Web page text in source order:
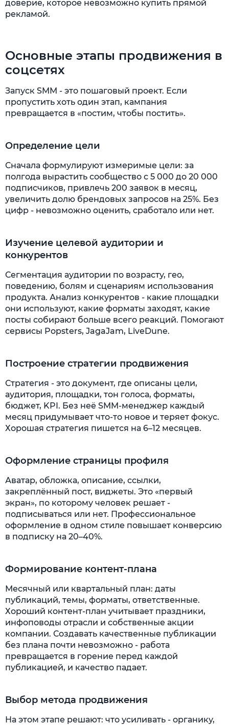
доверие, которое невозможно купить прямой
рекламой.
Основные этапы продвижения в
соцсетях
Запуск SMM - это пошаговый проект. Если
пропустить хоть один этап, кампания
превращается в «постим, чтобы постить».
Определение цели
Сначала формулируют измеримые цели: за
полгода вырастить сообщество с 5 000 до 20 000
подписчиков, привлечь 200 заявок в месяц,
увеличить долю брендовых запросов на 25%. Без
цифр - невозможно оценить, сработало или нет.
Изучение целевой аудитории и
конкурентов
Сегментация аудитории по возрасту, гео,
поведению, болям и сценариям использования
продукта. Анализ конкурентов - какие площадки
они используют, какие форматы заходят, какие
посты собирают больше всего реакций. Помогают
сервисы Popsters, JagaJam, LiveDune.
Построение стратегии продвижения
Стратегия - это документ, где описаны цели,
аудитория, площадки, тон голоса, форматы,
бюджет, KPI. Без неё SMM-менеджер каждый
месяц придумывает что-то новое и теряет фокус.
Хорошая стратегия пишется на 6–12 месяцев.
Оформление страницы профиля
Аватар, обложка, описание, ссылки,
закреплённый пост, виджеты. Это «первый
экран», по которому человек решает -
подписываться или нет. Профессиональное
оформление в одном стиле повышает конверсию
в подписку на 20–40%.
Формирование контент-плана
Месячный или квартальный план: даты
публикаций, темы, форматы, ответственные.
Хороший контент-план учитывает праздники,
инфоповоды отрасли и собственные акции
компании. Создавать качественные публикации
без плана почти невозможно - работа
превращается в горение перед каждой
публикацией, и качество падает.
Выбор метода продвижения
На этом этапе решают: что усиливать - органику,